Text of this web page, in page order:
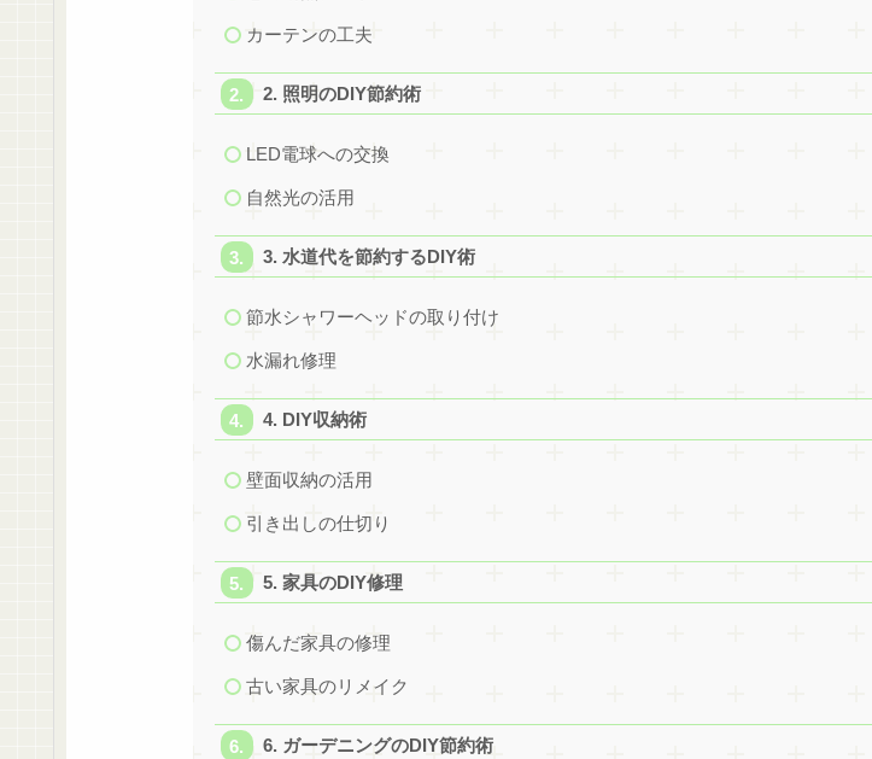
カーテンの工夫
2. 照明のDIY節約術
LED電球への交換
自然光の活用
3. 水道代を節約するDIY術
節水シャワーヘッドの取り付け
水漏れ修理
4. DIY収納術
壁面収納の活用
引き出しの仕切り
5. 家具のDIY修理
傷んだ家具の修理
古い家具のリメイク
6. ガーデニングのDIY節約術